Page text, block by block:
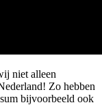
niet alleen
Zo hebben
bijvoorbeeld ook